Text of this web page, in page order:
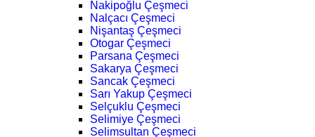
Nakipoğlu Çeşmeci
Nalçacı Çeşmeci
Nişantaş Çeşmeci
Otogar Çeşmeci
Parsana Çeşmeci
Sakarya Çeşmeci
Sancak Çeşmeci
Sarı Yakup Çeşmeci
Selçuklu Çeşmeci
Selimiye Çeşmeci
Selimsultan Çeşmeci